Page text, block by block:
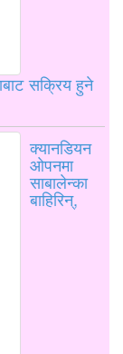
सक्रिय हुने
क्यानडियन
ओपनमा
साबालेन्का
बाहिरिन्,